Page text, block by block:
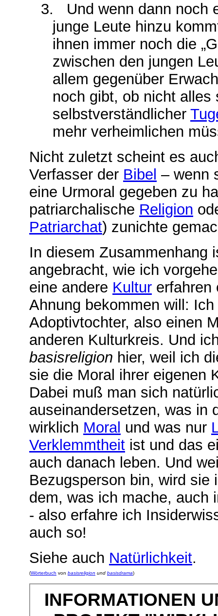
3.
Und wenn dann noch
junge Leute hinzu
ihnen immer noch die
zwischen den jungen
allem gegenüber
noch gibt, ob nicht
selbstverständlicher
mehr verheimlichen
Nicht zuletzt scheint es
Verfasser der Bibel – wenn
eine Urmoral gegeben zu
patriarchalische Religion
Patriarchat) zunichte
In diesem Zusammenhang
angebracht, wie ich
eine andere Kultur erfahren
Ahnung bekommen will:
Adoptivtochter, also einen
anderen Kulturkreis. Und
basisreligion hier, weil ich
sie die Moral ihrer eigenen
Dabei muß man sich
auseinandersetzen, was in
wirklich Moral und was nur
Verklemmtheit ist und das
auch danach leben. Und
Bezugsperson bin, wird sie
dem, was ich mache, auch
- also erfahre ich
auch so!
Siehe auch Natürlichkeit.
(Wörterbuch von basisreligion und basisdrama)